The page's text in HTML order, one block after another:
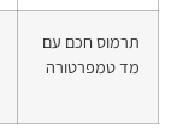
תרמוס חכם עם
מד טמפרטורה